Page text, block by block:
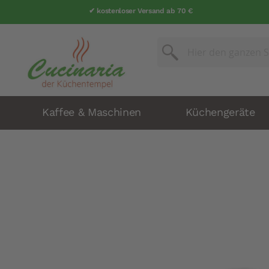
✔ kostenloser Versand ab 70 €
Suche
Kaffee & Maschinen Küchengeräte